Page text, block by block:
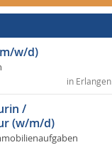
w/d)
in Erlangen
/
(w/m/d)